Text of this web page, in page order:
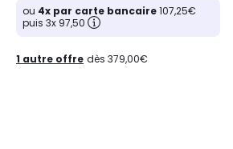
ou 4x par carte bancaire107,25€
puis 3x 97,50
1 autre offre dès 379,00€